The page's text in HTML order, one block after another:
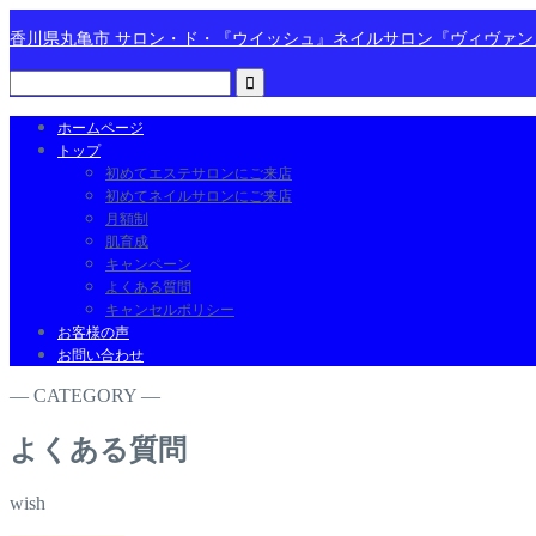
香川県丸亀市 サロン・ド・『ウイッシュ』ネイルサロン『ヴィヴァ
ホームページ
トップ
初めてエステサロンにご来店
初めてネイルサロンにご来店
月額制
肌育成
キャンペーン
よくある質問
キャンセルポリシー
お客様の声
お問い合わせ
― CATEGORY ―
よくある質問
wish